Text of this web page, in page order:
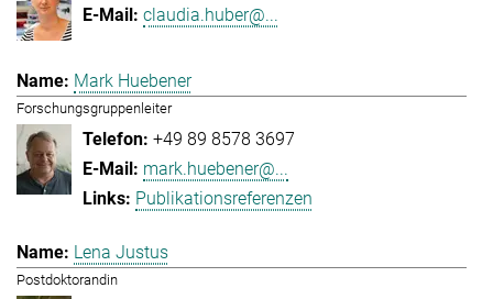
claudia.huber@...
Mark Huebener
Forschungsgruppenleiter
+49 89 8578 3697
mark.huebener@...
Publikationsreferenzen
Lena Justus
Postdoktorandin